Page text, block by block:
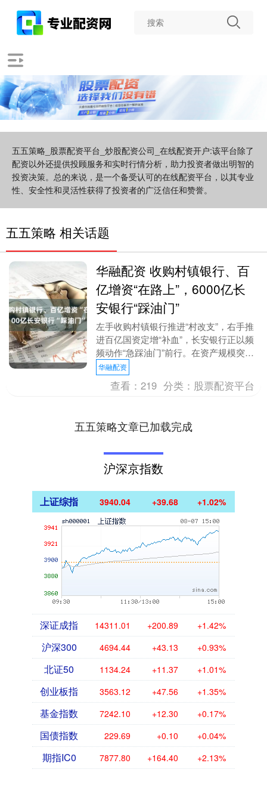
五五策略_股票配资平台_炒股配资公司_在线配资开户:该平台除了
配资以外还提供投顾服务和实时行情分析，助力投资者做出明智的
投资决策。总的来说，是一个备受认可的在线配资平台，以其专业
性、安全性和灵活性获得了投资者的广泛信任和赞誉。
五五策略 相关话题
华融配资 收购村镇银行、百
亿增资“在路上”，6000亿长
安银行“踩油门”
左手收购村镇银行推进“村改支”，右手推
进百亿国资定增“补血”，长安银行正以频
频动作“急踩油门”前行。在资产规模突破
6000亿元的节点上，这场“一手整合、一
手补血....
华融配资
查看：219 分类： 股票配资平台
五五策略文章已加载完成
沪深京指数
上证综指 3940.04 +39.68 +1.02%
深证成指 14311.01 +200.89 +1.42%
沪深300 4694.44 +43.13 +0.93%
北证50 1134.24 +11.37 +1.01%
创业板指 3563.12 +47.56 +1.35%
基金指数 7242.10 +12.30 +0.17%
国债指数 229.69 +0.10 +0.04%
期指IC0 7877.80 +164.40 +2.13%